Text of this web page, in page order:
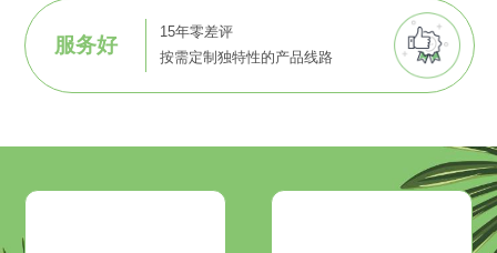
服务好
15年零差评
按需定制独特性的产品线路